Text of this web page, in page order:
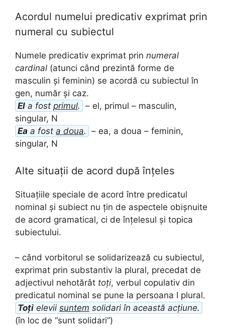
Acordul numelui predicativ exprimat prin
numeral cu subiectul
Numele predicativ exprimat prin numeral
cardinal (atunci când prezintă forme de
masculin și feminin) se acordă cu subiectul în
gen, număr și caz.
El a fost primul. – el, primul – masculin,
singular, N
Ea a fost a doua. – ea, a doua – feminin,
singular, N
Alte situații de acord după înțeles
Situațiile speciale de acord între predicatul
nominal și subiect nu țin de aspectele obișnuite
de acord gramatical, ci de înțelesul și topica
subiectului.
– când vorbitorul se solidarizează cu subiectul,
exprimat prin substantiv la plural, precedat de
adjectivul nehotărât toți, verbul copulativ din
predicatul nominal se pune la persoana I plural.
Toți elevii suntem solidari în această acțiune.
(în loc de “sunt solidari”)